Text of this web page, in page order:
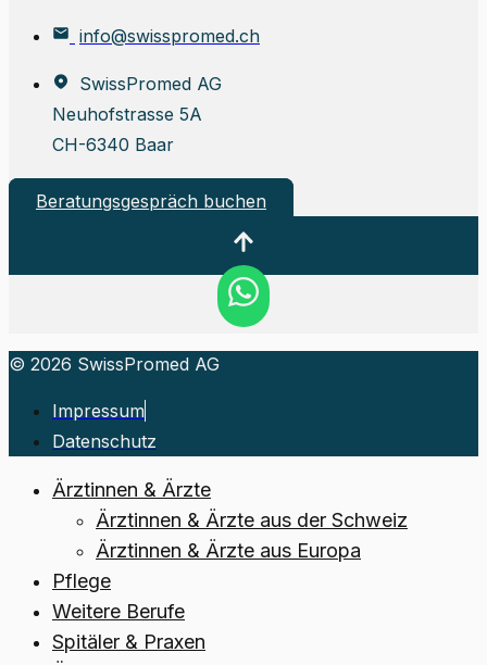
info@swisspromed.ch
SwissPromed AG
Neuhofstrasse 5A
CH-6340 Baar
Beratungsgespräch buchen
© 2026 SwissPromed AG
Impressum
Datenschutz
Ärztinnen & Ärzte
Ärztinnen & Ärzte aus der Schweiz
Ärztinnen & Ärzte aus Europa
Pflege
Weitere Berufe
Spitäler & Praxen